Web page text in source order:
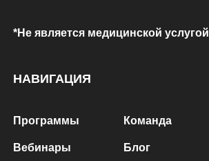
*Не является медицинской услугой
НАВИГАЦИЯ
Программы
Вебинары
Команда
Блог